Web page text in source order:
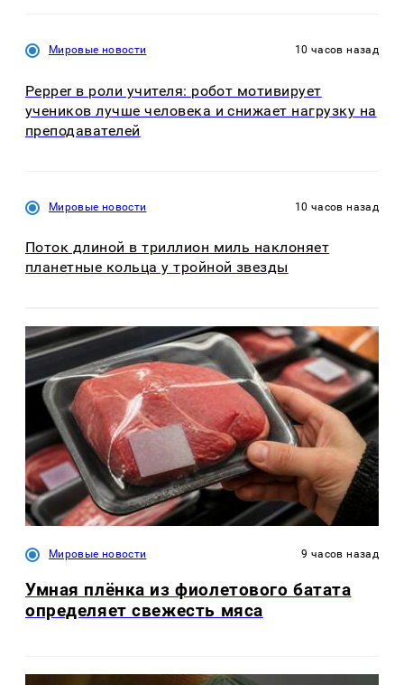
Мировые новости 10 часов назад
Pepper в роли учителя: робот мотивирует
учеников лучше человека и снижает нагрузку на
преподавателей
Мировые новости 10 часов назад
Поток длиной в триллион миль наклоняет
планетные кольца у тройной звезды
Мировые новости 9 часов назад
Умная плёнка из фиолетового батата
определяет свежесть мяса